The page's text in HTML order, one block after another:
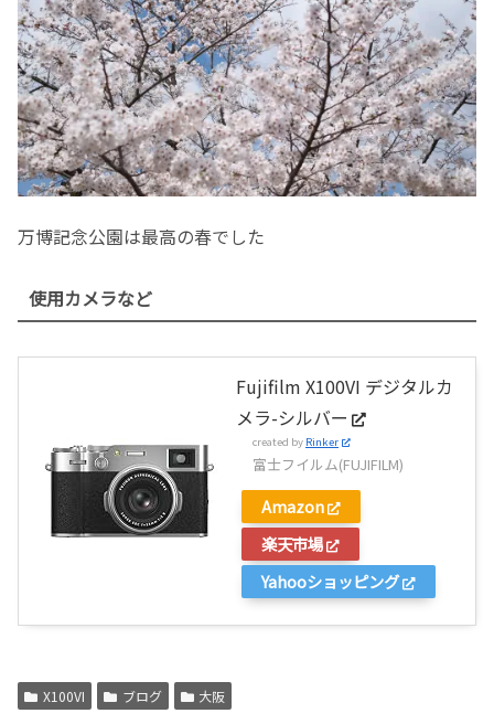
万博記念公園は最高の春でした
使用カメラなど
Fujifilm X100VI デジタルカ
メラ-シルバー
created by Rinker
富士フイルム(FUJIFILM)
Amazon
楽天市場
Yahooショッピング
X100VI ブログ 大阪